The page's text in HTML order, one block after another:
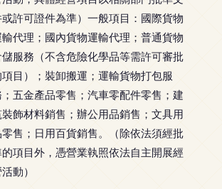
許可證件為準）一般項目：國際貨物
代理；國內貨物運輸代理；普通貨物
服務（不含危險化學品等需許可審批
項目）；裝卸搬運；運輸貨物打包服
五金產品零售；汽車零配件零售；建
飾材料銷售；辦公用品銷售；文具用
售；日用百貨銷售。（除依法須經批
項目外，憑營業執照依法自主開展經
動）